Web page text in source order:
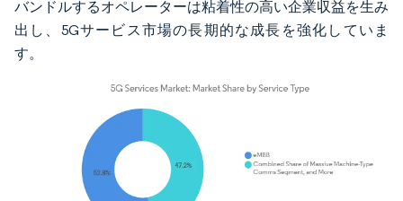
バンドルするオペレーターは粘着性の高い企業収益を生み
出し、5Gサービス市場の長期的な成長を強化していま
す。